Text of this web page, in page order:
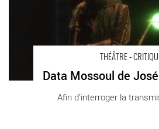
THÉÂTRE -
Data Mossoul de
Afin d’interroger la